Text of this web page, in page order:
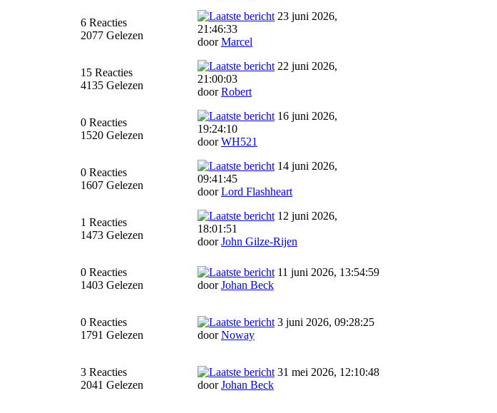
6 Reacties
2077 Gelezen
23 juni 2026,
21:46:33
doorMarcel
15 Reacties
4135 Gelezen
22 juni 2026,
21:00:03
doorRobert
0 Reacties
1520 Gelezen
16 juni 2026,
19:24:10
doorWH521
0 Reacties
1607 Gelezen
14 juni 2026,
09:41:45
doorLord Flashheart
1 Reacties
1473 Gelezen
12 juni 2026,
18:01:51
doorJohn Gilze-Rijen
0 Reacties
1403 Gelezen
11 juni 2026, 13:54:59
doorJohan Beck
0 Reacties
1791 Gelezen
3 juni 2026, 09:28:25
doorNoway
3 Reacties
2041 Gelezen
31 mei 2026, 12:10:48
doorJohan Beck